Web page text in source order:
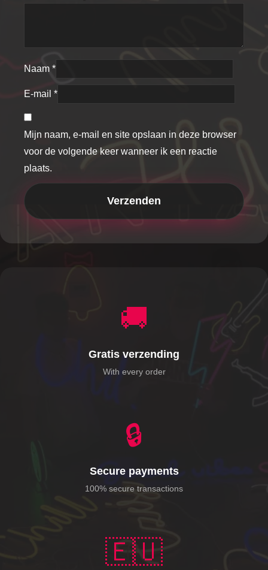
Naam *
E-mail *
Mijn naam, e-mail en site opslaan in deze browser
voor de volgende keer wanneer ik een reactie
plaats.
🚚
Gratis verzending
With every order
🔒
Secure payments
100% secure transactions
🇪🇺